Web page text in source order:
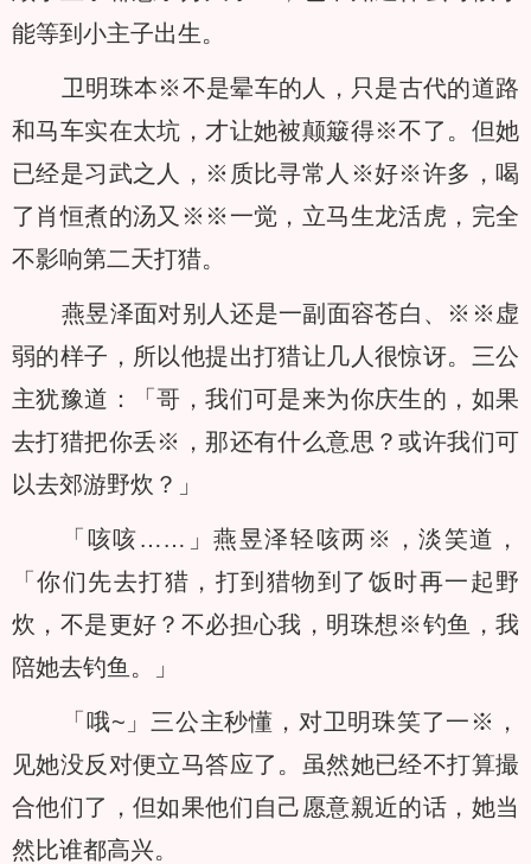
能等到小主子出生。
卫明珠本※不是晕车的人，只是古代的道路
和马车实在太坑，才让她被颠簸得※不了。但她
已经是习武之人，※质比寻常人※好※许多，喝
了肖恒煮的汤又※※一觉，立马生龙活虎，完全
不影响第二天打猎。
燕昱泽面对别人还是一副面容苍白、※※虚
弱的样子，所以他提出打猎让几人很惊讶。三公
主犹豫道：「哥，我们可是来为你庆生的，如果
去打猎把你丢※，那还有什么意思？或许我们可
以去郊游野炊？」
「咳咳……」燕昱泽轻咳两※，淡笑道，
「你们先去打猎，打到猎物到了饭时再一起野
炊，不是更好？不必担心我，明珠想※钓鱼，我
陪她去钓鱼。」
「哦~」三公主秒懂，对卫明珠笑了一※，
见她没反对便立马答应了。虽然她已经不打算撮
合他们了，但如果他们自己愿意親近的话，她当
然比谁都高兴。